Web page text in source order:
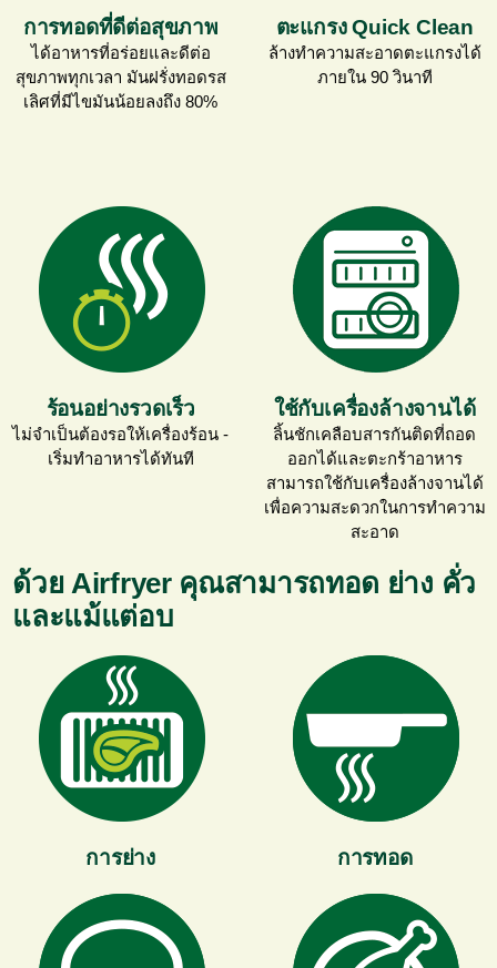
การทอดที่ดีต่อสุขภาพ
ได้อาหารที่อร่อยและดีต่อ
สุขภาพทุกเวลา มันฝรั่งทอดรส
เลิศที่มีไขมันน้อยลงถึง 80%
ตะแกรง Quick Clean
ล้างทำความสะอาดตะแกรงได้
ภายใน 90 วินาที
ร้อนอย่างรวดเร็ว
ไม่จำเป็นต้องรอให้เครื่องร้อน -
เริ่มทำอาหารได้ทันที
ใช้กับเครื่องล้างจานได้
ลิ้นชักเคลือบสารกันติดที่ถอด
ออกได้และตะกร้าอาหาร
สามารถใช้กับเครื่องล้างจานได้
เพื่อความสะดวกในการทำความ
สะอาด
ด้วย Airfryer คุณสามารถทอด ย่าง คั่ว
และแม้แต่อบ
การย่าง การทอด